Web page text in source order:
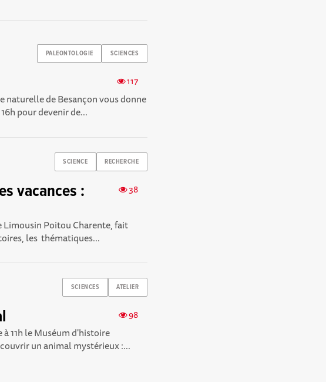
PALEONTOLOGIE SCIENCES
117
de Besançon vous donne
pour devenir de...
SCIENCE RECHERCHE
38
vacances :
Poitou Charente, fait
les thématiques...
SCIENCES ATELIER
98
11h le Muséum d'histoire
un animal mystérieux :...